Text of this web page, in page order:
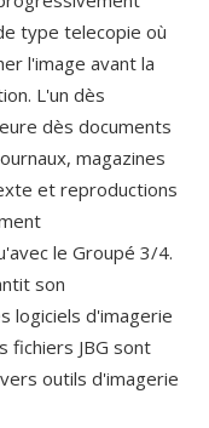
type telecopie où
l'image avant la
L'un dès
dès documents
magazines
et reproductions
le Groupé 3/4.
son
logiciels d'imagerie
fichiers JBG sont
outils d'imagerie